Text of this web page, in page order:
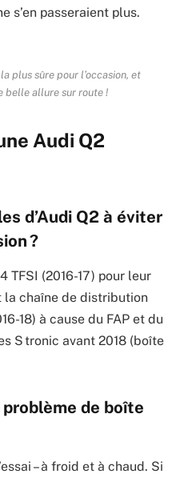
s’en passeraient plus.
plus sûre pour l’occasion, et
belle allure sur route !
Audi Q2
d’Audi Q2 à éviter
?
TFSI (2016-17) pour leur
la chaîne de distribution
18) à cause du FAP et du
S tronic avant 2018 (boîte
de boîte
– à froid et à chaud. Si